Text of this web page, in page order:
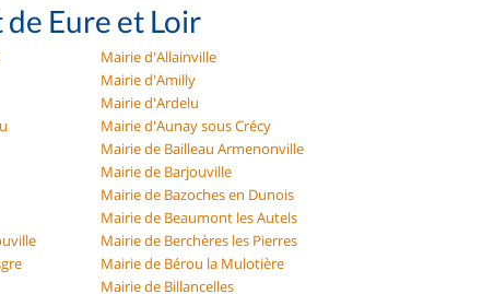
Eure et Loir
Mairie d'Allainville
Mairie d'Amilly
Mairie d'Ardelu
Mairie d'Aunay sous Crécy
Mairie de Bailleau Armenonville
Mairie de Barjouville
Mairie de Bazoches en Dunois
Mairie de Beaumont les Autels
Mairie de Berchères les Pierres
Mairie de Bérou la Mulotière
Mairie de Billancelles